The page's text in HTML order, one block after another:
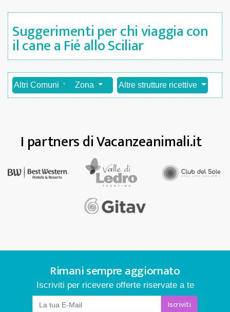
Suggerimenti per chi viaggia con
il cane a Fié allo Sciliar
Altri Comuni Zona Altre strutture ricettive
I partners di Vacanzeanimali.it
Rimani sempre aggiornato
Iscriviti per ricevere offerte riservate a te
Iscriviti